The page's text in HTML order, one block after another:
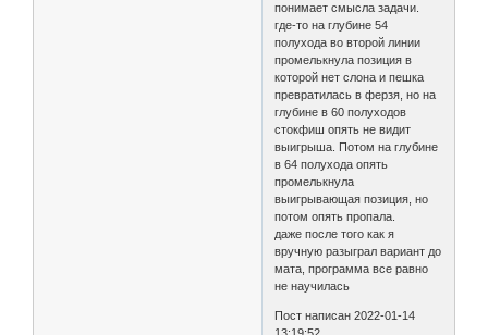
понимает смысла задачи.
где-то на глубине 54
полухода во второй линии
промелькнула позиция в
которой нет слона и пешка
превратилась в ферзя, но на
глубине в 60 полуходов
стокфиш опять не видит
выигрыша. Потом на глубине
в 64 полухода опять
промелькнула
выигрывающая позиция, но
потом опять пропала.
даже после того как я
вручную разыграл вариант до
мата, программа все равно
не научилась
Пост написан 2022-01-14